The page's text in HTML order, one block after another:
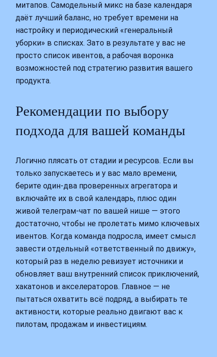
митапов. Самодельный микс на базе календаря
даёт лучший баланс, но требует времени на
настройку и периодический «генеральный
уборки» в списках. Зато в результате у вас не
просто список ивентов, а рабочая воронка
возможностей под стратегию развития вашего
продукта.
Рекомендации по выбору
подхода для вашей команды
Логично плясать от стадии и ресурсов. Если вы
только запускаетесь и у вас мало времени,
берите один‑два проверенных агрегатора и
включайте их в свой календарь, плюс один
живой телеграм‑чат по вашей нише — этого
достаточно, чтобы не пролетать мимо ключевых
ивентов. Когда команда подросла, имеет смысл
завести отдельный «ответственный по движу»,
который раз в неделю ревизует источники и
обновляет ваш внутренний список приключений,
хакатонов и акселераторов. Главное — не
пытаться охватить всё подряд, а выбирать те
активности, которые реально двигают вас к
пилотам, продажам и инвестициям.